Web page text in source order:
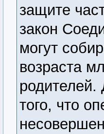
защите
закон
могут
возраста
родителей.
того, что